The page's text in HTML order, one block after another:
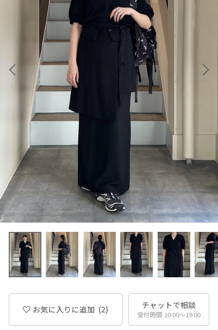
お気に入りに追加 (2) チャットで相談
受付時間 10:00〜19:00